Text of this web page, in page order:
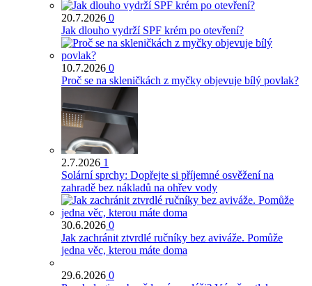
20.7.2026 0
Jak dlouho vydrží SPF krém po otevření?
10.7.2026 0
Proč se na skleničkách z myčky objevuje bílý povlak?
2.7.2026 1
Solární sprchy: Dopřejte si příjemné osvěžení na
zahradě bez nákladů na ohřev vody
30.6.2026 0
Jak zachránit ztvrdlé ručníky bez aviváže. Pomůže
jedna věc, kterou máte doma
29.6.2026 0